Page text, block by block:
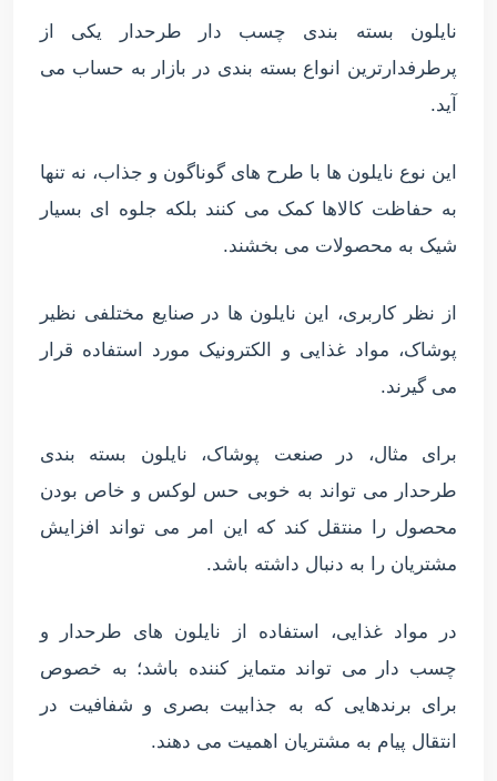
نایلون بسته بندی چسب دار طرحدار یکی از
پرطرفدارترین انواع بسته بندی در بازار به حساب می
آید.
این نوع نایلون ها با طرح های گوناگون و جذاب، نه تنها
به حفاظت کالاها کمک می کنند بلکه جلوه ای بسیار
شیک به محصولات می بخشند.
از نظر کاربری، این نایلون ها در صنایع مختلفی نظیر
پوشاک، مواد غذایی و الکترونیک مورد استفاده قرار
می گیرند.
برای مثال، در صنعت پوشاک، نایلون بسته بندی
طرحدار می تواند به خوبی حس لوکس و خاص بودن
محصول را منتقل کند که این امر می تواند افزایش
مشتریان را به دنبال داشته باشد.
در مواد غذایی، استفاده از نایلون های طرحدار و
چسب دار می تواند متمایز کننده باشد؛ به خصوص
برای برندهایی که به جذابیت بصری و شفافیت در
انتقال پیام به مشتریان اهمیت می دهند.